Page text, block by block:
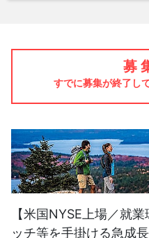
募
すでに募集が終了し
【米国NYSE上場／就
ッチ等を手掛ける急成